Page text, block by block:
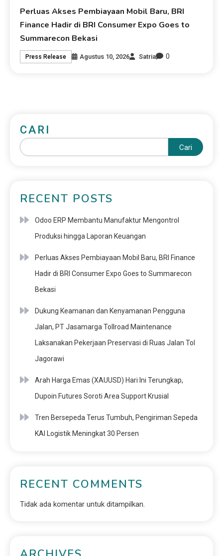
Perluas Akses Pembiayaan Mobil Baru, BRI
Finance Hadir di BRI Consumer Expo Goes to
Summarecon Bekasi
Press Release Agustus 10, 2026 Satria 0
CARI
Cari
RECENT POSTS
Odoo ERP Membantu Manufaktur Mengontrol
Produksi hingga Laporan Keuangan
Perluas Akses Pembiayaan Mobil Baru, BRI Finance
Hadir di BRI Consumer Expo Goes to Summarecon
Bekasi
Dukung Keamanan dan Kenyamanan Pengguna
Jalan, PT Jasamarga Tollroad Maintenance
Laksanakan Pekerjaan Preservasi di Ruas Jalan Tol
Jagorawi
Arah Harga Emas (XAUUSD) Hari Ini Terungkap,
Dupoin Futures Soroti Area Support Krusial
Tren Bersepeda Terus Tumbuh, Pengiriman Sepeda
KAI Logistik Meningkat 30 Persen
RECENT COMMENTS
Tidak ada komentar untuk ditampilkan.